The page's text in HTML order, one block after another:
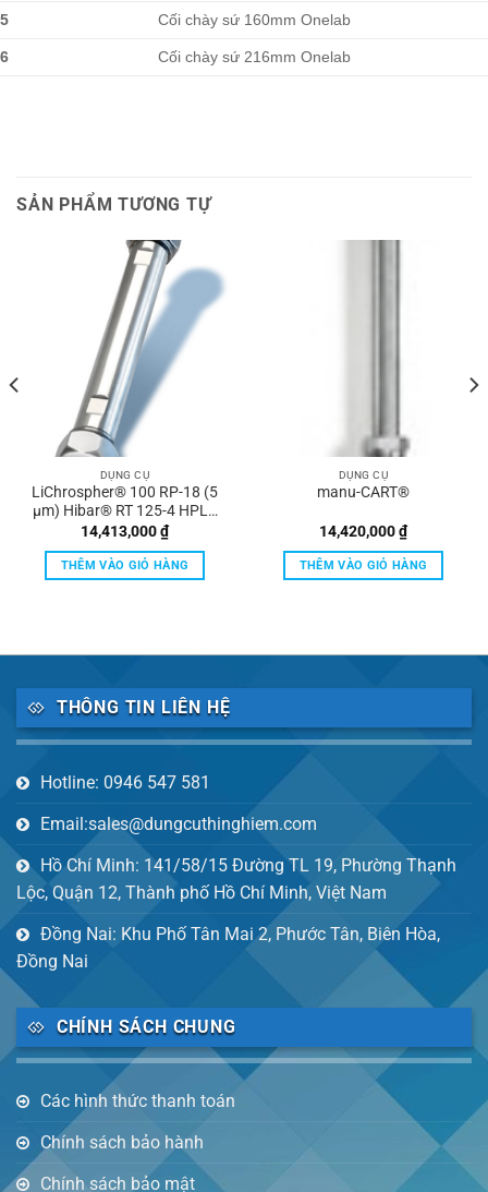
5 Cối chày sứ 160mm Onelab
6 Cối chày sứ 216mm Onelab
SẢN PHẨM TƯƠNG TỰ
DỤNG CỤ
LiChrospher® 100 RP-18 (5
µm) Hibar® RT 125-4 HPLC
column Merck
14,413,000₫
THÊM VÀO GIỎ HÀNG
DỤNG CỤ
manu-CART®
14,420,000₫
THÊM VÀO GIỎ HÀNG
THÔNG TIN LIÊN HỆ
Hotline: 0946 547 581
Email:sales@dungcuthinghiem.com
Hồ Chí Minh: 141/58/15 Đường TL 19, Phường Thạnh
Lộc, Quận 12, Thành phố Hồ Chí Minh, Việt Nam
Đồng Nai: Khu Phố Tân Mai 2, Phước Tân, Biên Hòa,
Đồng Nai
CHÍNH SÁCH CHUNG
Các hình thức thanh toán
Chính sách bảo hành
Chính sách bảo mật